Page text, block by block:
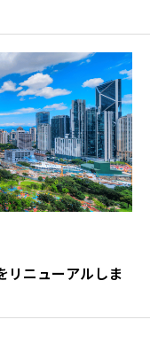
リニューアルしま